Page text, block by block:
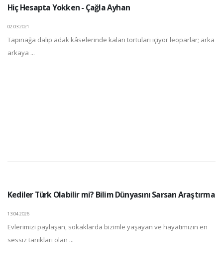
Hiç Hesapta Yokken - Çağla Ayhan
02.03.2021
Tapınağa dalıp adak kâselerinde kalan tortuları içiyor leoparlar; arka
arkaya ...
Kediler Türk Olabilir mi? Bilim Dünyasını Sarsan Araştırma
13.04.2026
Evlerimizi paylaşan, sokaklarda bizimle yaşayan ve hayatımızın en
sessiz tanıkları olan ...